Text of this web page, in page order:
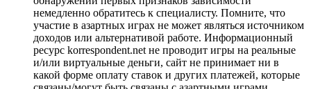
немедленно обратитесь к специалисту. Помните, что
участие в азартных играх не может являться источником
доходов или альтернативой работе. Информационный
ресурс korrespondent.net не проводит игры на реальные
и/или виртуальные деньги, сайт не принимает ни в
какой форме оплату ставок и других платежей, которые